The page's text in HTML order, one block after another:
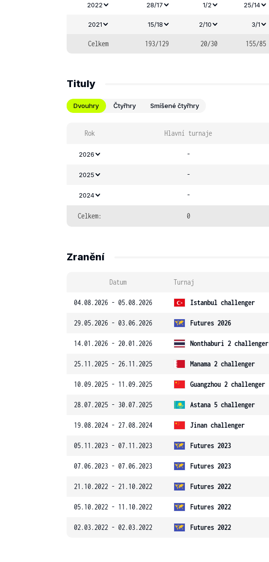
2022 28/17 1/2 25/14
2021 15/18 2/10 3/1
Celkem 193/129 20/30 155/85
Tituly
Dvouhry Čtyřhry Smíšené čtyřhry
Rok Hlavní turnaje
2026 -
2025 -
2024 -
Celkem: 0
Zranění
Datum Turnaj
04.08.2026 - 05.08.2026 Istanbul challenger
29.05.2026 - 03.06.2026 Futures 2026
14.01.2026 - 20.01.2026 Nonthaburi 2 challenger
25.11.2025 - 26.11.2025 Manama 2 challenger
10.09.2025 - 11.09.2025 Guangzhou 2 challenger
28.07.2025 - 30.07.2025 Astana 5 challenger
19.08.2024 - 27.08.2024 Jinan challenger
05.11.2023 - 07.11.2023 Futures 2023
07.06.2023 - 07.06.2023 Futures 2023
21.10.2022 - 21.10.2022 Futures 2022
05.10.2022 - 11.10.2022 Futures 2022
02.03.2022 - 02.03.2022 Futures 2022